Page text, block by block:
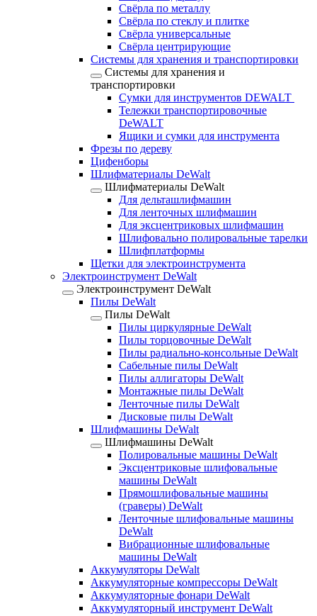
Свёрла по металлу
Свёрла по стеклу и плитке
Свёрла универсальные
Свёрла центрирующие
Системы для хранения и транспортировки
Системы для хранения и
транспортировки
Сумки для инструментов DEWALT
Тележки транспортировочные
DeWALT
Ящики и сумки для инструмента
Фрезы по дереву
Цифенборы
Шлифматериалы DeWalt
Шлифматериалы DeWalt
Для дельташлифмашин
Для ленточных шлифмашин
Для эксцентриковых шлифмашин
Шлифовально полировальные тарелки
Шлифплатформы
Щетки для электроинструмента
Электроинструмент DeWalt
Электроинструмент DeWalt
Пилы DeWalt
Пилы DeWalt
Пилы циркулярные DeWalt
Пилы торцовочные DeWalt
Пилы радиально-консольные DeWalt
Сабельные пилы DeWalt
Пилы аллигаторы DeWalt
Монтажные пилы DeWalt
Ленточные пилы DeWalt
Дисковые пилы DeWalt
Шлифмашины DeWalt
Шлифмашины DeWalt
Полировальные машины DeWalt
Эксцентриковые шлифовальные
машины DeWalt
Прямошлифовальные машины
(граверы) DeWalt
Ленточные шлифовальные машины
DeWalt
Вибрационные шлифовальные
машины DeWalt
Аккумуляторы DeWalt
Аккумуляторные компрессоры DeWalt
Аккумуляторные фонари DeWalt
Аккумуляторный инструмент DeWalt